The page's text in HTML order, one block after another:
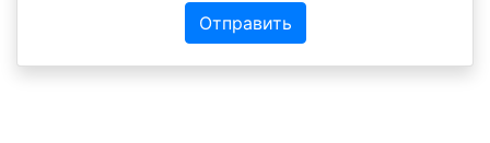
Отправить